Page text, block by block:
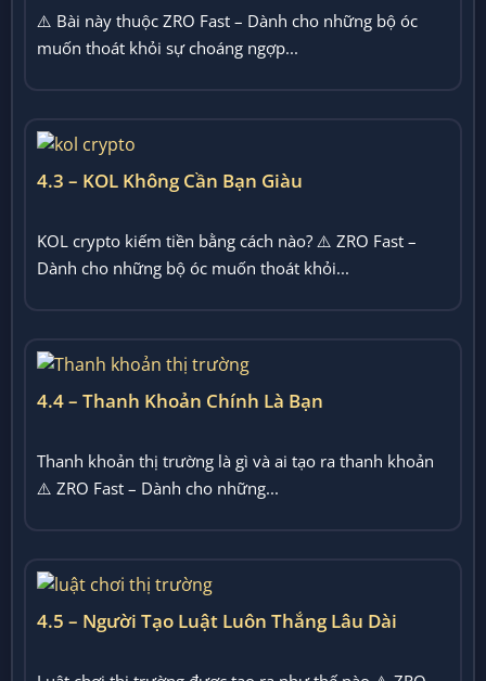
⚠️ Bài này thuộc ZRO Fast – Dành cho những bộ óc
muốn thoát khỏi sự choáng ngợp...
4.3 – KOL Không Cần Bạn Giàu
KOL crypto kiếm tiền bằng cách nào? ⚠️ ZRO Fast –
Dành cho những bộ óc muốn thoát khỏi...
4.4 – Thanh Khoản Chính Là Bạn
Thanh khoản thị trường là gì và ai tạo ra thanh khoản
⚠️ ZRO Fast – Dành cho những...
4.5 – Người Tạo Luật Luôn Thắng Lâu Dài